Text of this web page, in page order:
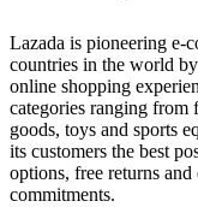
Lazada is pioneering e-
countries in the world
online shopping
categories ranging from
goods, toys and sports
its customers the best
options, free returns
commitments.